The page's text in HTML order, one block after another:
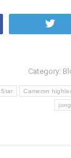
Category:
Cameron